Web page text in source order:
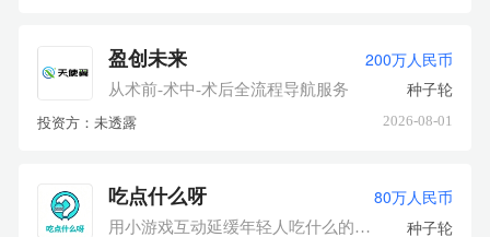
盈创未来 200万人民币
从术前-术中-术后全流程导航服务 种子轮
投资方：未透露 2026-08-01
吃点什么呀 80万人民币
用小游戏互动延缓年轻人吃什么的决策焦虑。 种子轮